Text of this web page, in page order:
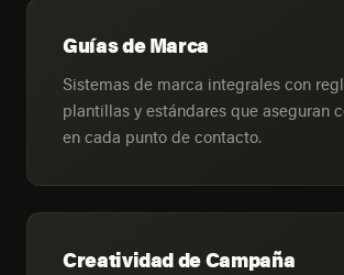
Guías de Marca
Sistemas de marca integrales con
plantillas y estándares que aseguran
en cada punto de contacto.
Creatividad de Campaña